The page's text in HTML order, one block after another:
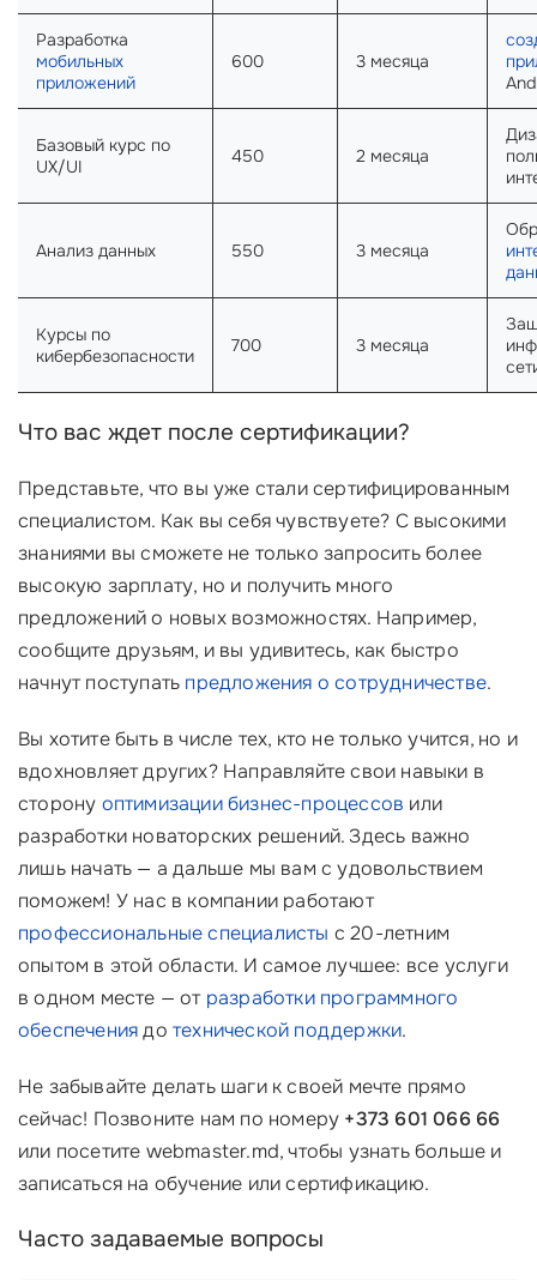
Разработка
мобильных
приложений
600 3 месяца
Базовый курс по
UX/UI
450 2 месяца
Анализ данных 550 3 месяца
Курсы по
кибербезопасности
700 3 месяца
Что вас ждет после сертификации?
Представьте, что вы уже стали сертифицированным
специалистом. Как вы себя чувствуете? С высокими
знаниями вы сможете не только запросить более
высокую зарплату, но и получить много
предложений о новых возможностях. Например,
сообщите друзьям, и вы удивитесь, как быстро
начнут поступать предложения о сотрудничестве.
Вы хотите быть в числе тех, кто не только учится, но и
вдохновляет других? Направляйте свои навыки в
сторону оптимизации бизнес-процессов или
разработки новаторских решений. Здесь важно
лишь начать — а дальше мы вам с удовольствием
поможем! У нас в компании работают
профессиональные специалисты с 20-летним
опытом в этой области. И самое лучшее: все услуги
в одном месте — от разработки программного
обеспечениядотехнической поддержки.
Не забывайте делать шаги к своей мечте прямо
сейчас! Позвоните нам по номеру +373 601 066 66
или посетите webmaster.md, чтобы узнать больше и
записаться на обучение или сертификацию.
Часто задаваемые вопросы